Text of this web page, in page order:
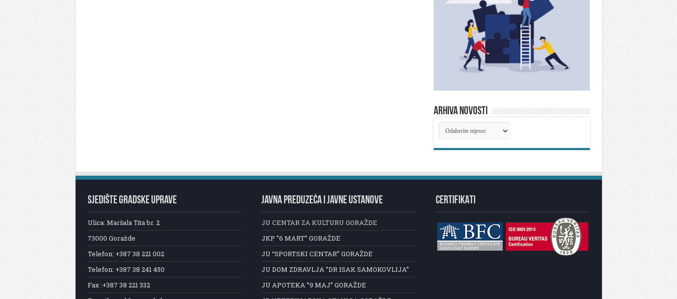
ARHIVA NOVOSTI
ARHIVA
NOVOSTI
SJEDIŠTE GRADSKE UPRAVE
Ulica: Maršala Tita br. 2
73000 Goražde
Telefon: +387 38 221 002
Telefon: +387 38 241 450
Fax :+387 38 221 332
JAVNA PREDUZEĆA I JAVNE USTANOVE
JU CENTAR ZA KULTURU GORAŽDE
JKP ”6 MART” GORAŽDE
JU “SPORTSKI CENTAR” GORAŽDE
JU DOM ZDRAVLJA ”DR ISAK SAMOKOVLIJA”
JU APOTEKA ”9 MAJ” GORAŽDE
CERTIFIKATI